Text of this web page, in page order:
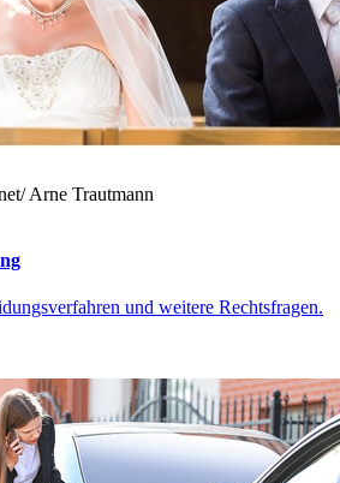
Arne Trautmann
und weitere Rechtsfragen.